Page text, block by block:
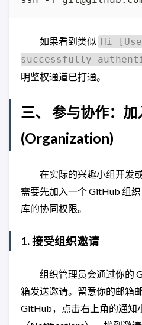
如果看到类似 Hi
successfully
明鉴权通道已打通。
三、 参与协作：
(Organization)
在实际的兴趣小组开发
需要先加入一个 GitHub 组
库的协同权限。
1. 接受组织邀请
组织管理员会通过你的
箱发送邀请。留意你的邮箱
GitHub，点击右上角的通知